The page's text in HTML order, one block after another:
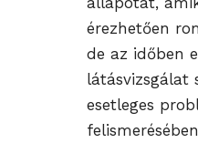
érezhetően
de az időben
látásvizsgálat
esetleges